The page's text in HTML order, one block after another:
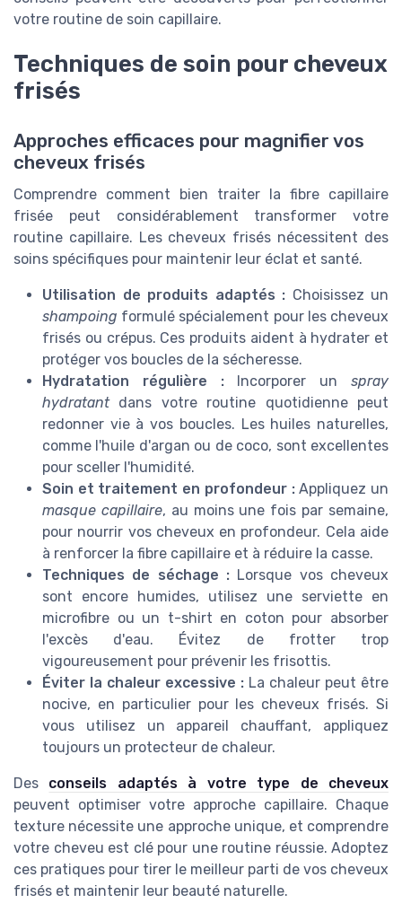
votre routine de soin capillaire.
Techniques de soin pour cheveux
frisés
Approches efficaces pour magnifier vos
cheveux frisés
Comprendre comment bien traiter la fibre capillaire
frisée peut considérablement transformer votre
routine capillaire. Les cheveux frisés nécessitent des
soins spécifiques pour maintenir leur éclat et santé.
Utilisation de produits adaptés : Choisissez un
shampoing formulé spécialement pour les cheveux
frisés ou crépus. Ces produits aident à hydrater et
protéger vos boucles de la sécheresse.
Hydratation régulière :Incorporer unspray
hydratantdans votre routine quotidienne peut
redonner vie à vos boucles. Les huiles naturelles,
comme l'huile d'argan ou de coco, sont excellentes
pour sceller l'humidité.
Soin et traitement en profondeur :Appliquez un
masque capillaire, au moins une fois par semaine,
pour nourrir vos cheveux en profondeur. Cela aide
à renforcer la fibre capillaire et à réduire la casse.
Techniques de séchage : Lorsque vos cheveux
sont encore humides, utilisez une serviette en
microfibre ou un t-shirt en coton pour absorber
l'excès d'eau. Évitez de frotter trop
vigoureusement pour prévenir les frisottis.
Éviter la chaleur excessive : La chaleur peut être
nocive, en particulier pour les cheveux frisés. Si
vous utilisez un appareil chauffant, appliquez
toujours un protecteur de chaleur.
Des conseils adaptés à votre type de cheveux
peuvent optimiser votre approche capillaire. Chaque
texture nécessite une approche unique, et comprendre
votre cheveu est clé pour une routine réussie. Adoptez
ces pratiques pour tirer le meilleur parti de vos cheveux
frisés et maintenir leur beauté naturelle.